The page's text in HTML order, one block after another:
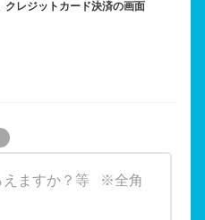
レジットカード決済の画面